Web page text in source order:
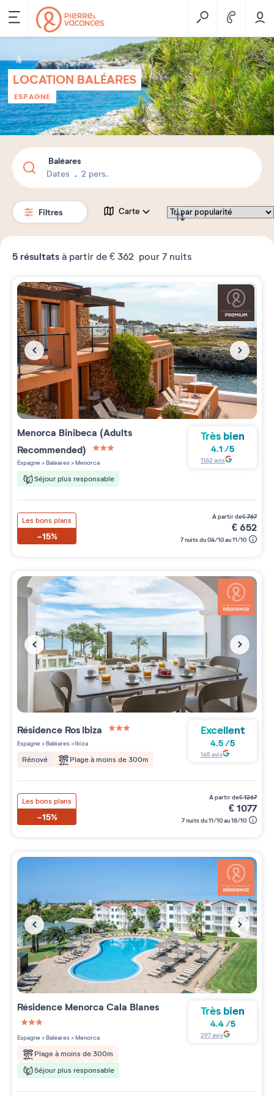
LOCATION BALÉARES
ESPAGNE
Baléares
Dates 2 pers.
Filtres Carte
5 résultats à partir de € 362 pour 7 nuits
Menorca Binibeca (Adults
Recommended)
3 étoiles sur 5
Espagne>Baléares>Menorca
Séjour plus responsable
Très bien
4.1 /5
1162 avis
Les bons plans
-15%
à partir de€767
€652
7 nuits du 04/10 au 11/10
Résidence Ros Ibiza
Espagne>Baléares>Ibiza
Rénové Plage à moins de 300m
Excellent
4.5/5
145avis
Les bons plans
-15%
à partir de€1267
€1077
7 nuits du 11/10 au 18/10
Résidence Menorca Cala Blanes
3 étoiles sur 5
Espagne>Baléares>Menorca
Plage à moins de 300m
Séjour plus responsable
Très bien
4.4/5
297avis